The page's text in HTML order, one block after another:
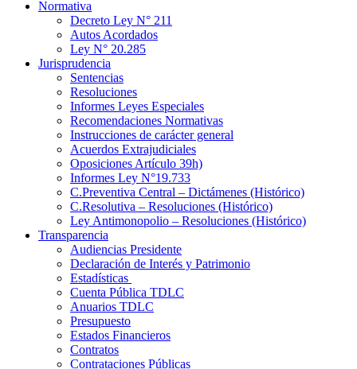
Normativa
Decreto Ley N° 211
Autos Acordados
Ley N° 20.285
Jurisprudencia
Sentencias
Resoluciones
Informes Leyes Especiales
Recomendaciones Normativas
Instrucciones de carácter general
Acuerdos Extrajudiciales
Oposiciones Artículo 39h)
Informes Ley N°19.733
C.Preventiva Central – Dictámenes (Histórico)
C.Resolutiva – Resoluciones (Histórico)
Ley Antimonopolio – Resoluciones (Histórico)
Transparencia
Audiencias Presidente
Declaración de Interés y Patrimonio
Estadísticas
Cuenta Pública TDLC
Anuarios TDLC
Presupuesto
Estados Financieros
Contratos
Contrataciones Públicas